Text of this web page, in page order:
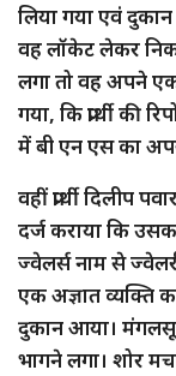
लिया गया एवं दुकान
वह लॉकेट लेकर
लगा तो वह अपने
गया, कि प्रार्थी की
में बी एन एस का
वहीं प्रार्थी दिलीप
दर्ज कराया कि
ज्वेलर्स नाम से
एक अज्ञात व्यक्ति
दुकान आया।
भागने लगा। शोर